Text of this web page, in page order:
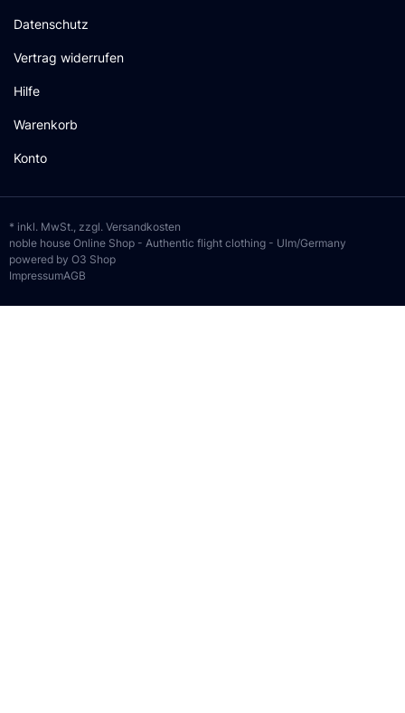
Datenschutz
Vertrag widerrufen
Hilfe
Warenkorb
Konto
* inkl. MwSt., zzgl. Versandkosten
noble house Online Shop - Authentic flight clothing - Ulm/Germany
powered by O3 Shop
ImpressumAGB